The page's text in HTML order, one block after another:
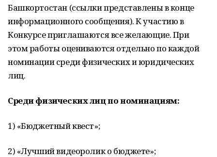
Башкортостан (ссылки представлены в конце
информационного сообщения). К участию в
Конкурсе приглашаются все желающие. При
этом работы оцениваются отдельно по каждой
номинации среди физических и юридических
лиц.
Среди физических лиц по номинациям:
1) «Бюджетный квест»;
2) «Лучший видеоролик о бюджете»;